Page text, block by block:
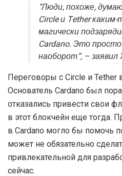
“Люди, похоже,
Circle и Tether
магически
Cardano. Это
наоборот”, – заявил
Переговоры с Circle и Tether
Основатель Cardano был
отказались привести свои
в этот блокчейн еще тогда.
в Cardano могло бы помочь
может не обязательно
привлекательной для
сейчас.